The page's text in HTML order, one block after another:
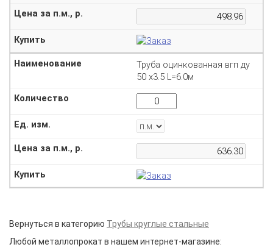
Труба оцинкованная вгп ду
50 х3.5 L=6.0м
Вернуться в категорию Трубы круглые стальные
Любой металлопрокат в нашем интернет-магазине: